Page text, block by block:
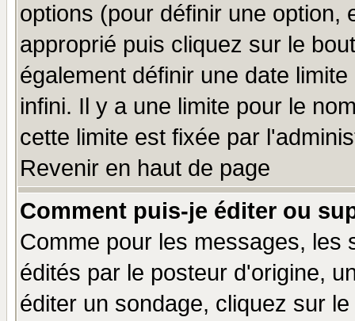
options (pour définir une option,
approprié puis cliquez sur le
également définir une date
infini. Il y a une limite pour le
cette limite est fixée par
Revenir en haut de page
Comment puis-je éditer ou
Comme pour les messages, les
édités par le posteur d'origine,
éditer un sondage, cliquez sur